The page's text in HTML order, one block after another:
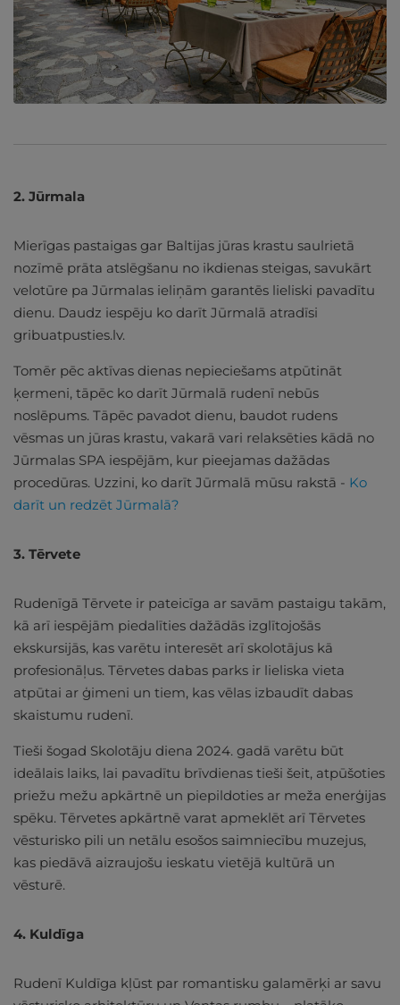
2. Jūrmala
Mierīgas pastaigas gar Baltijas jūras krastu saulrietā
nozīmē prāta atslēgšanu no ikdienas steigas, savukārt
velotūre pa Jūrmalas ieliņām garantēs lieliski pavadītu
dienu. Daudz iespēju ko darīt Jūrmalā atradīsi
gribuatpusties.lv.
Tomēr pēc aktīvas dienas nepieciešams atpūtināt
ķermeni, tāpēc ko darīt Jūrmalā rudenī nebūs
noslēpums. Tāpēc pavadot dienu, baudot rudens
vēsmas un jūras krastu, vakarā vari relaksēties kādā no
Jūrmalas SPA iespējām, kur pieejamas dažādas
procedūras. Uzzini, ko darīt Jūrmalā mūsu rakstā - Ko
darīt un redzēt Jūrmalā?
3. Tērvete
Rudenīgā Tērvete ir pateicīga ar savām pastaigu takām,
kā arī iespējām piedalīties dažādās izglītojošās
ekskursijās, kas varētu interesēt arī skolotājus kā
profesionāļus. Tērvetes dabas parks ir lieliska vieta
atpūtai ar ģimeni un tiem, kas vēlas izbaudīt dabas
skaistumu rudenī.
Tieši šogad Skolotāju diena 2024. gadā varētu būt
ideālais laiks, lai pavadītu brīvdienas tieši šeit, atpūšoties
priežu mežu apkārtnē un piepildoties ar meža enerģijas
spēku. Tērvetes apkārtnē varat apmeklēt arī Tērvetes
vēsturisko pili un netālu esošos saimniecību muzejus,
kas piedāvā aizraujošu ieskatu vietējā kultūrā un
vēsturē.
4. Kuldīga
Rudenī Kuldīga kļūst par romantisku galamērķi ar savu